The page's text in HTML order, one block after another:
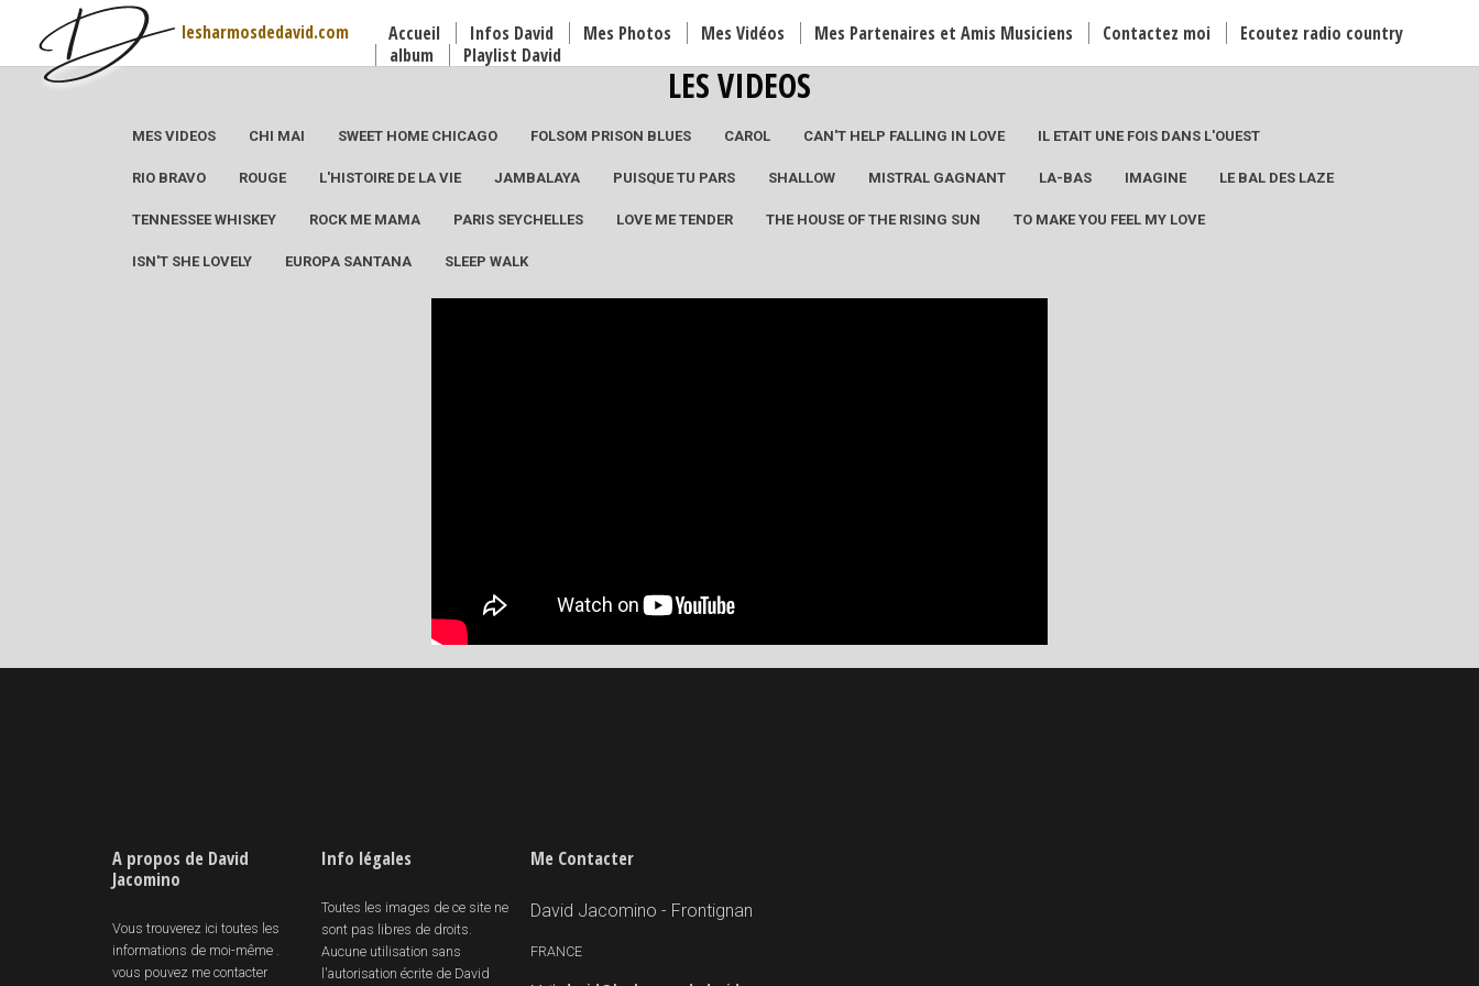
lesharmosdedavid.com Accueil Infos David Mes Photos Mes Vidéos Mes Partenaires et Amis Musiciens Contactez moi
Ecoutez radio country
album
Playlist David
LES VIDEOS
MES VIDEOS CHI MAI SWEET HOME CHICAGO FOLSOM PRISON BLUES CAROL CAN'T HELP FALLING IN LOVE IL ETAIT UNE FOIS DANS L'OUEST
RIO BRAVO ROUGE L'HISTOIRE DE LA VIE JAMBALAYA PUISQUE TU PARS SHALLOW MISTRAL GAGNANT LA-BAS IMAGINE LE BAL DES LAZE
TENNESSEE WHISKEY ROCK ME MAMA PARIS SEYCHELLES LOVE ME TENDER THE HOUSE OF THE RISING SUN TO MAKE YOU FEEL MY LOVE
ISN'T SHE LOVELY EUROPA SANTANA SLEEP WALK
A propos de David
Jacomino
Vous trouverez ici toutes les
informations de moi-même .
vous pouvez me contacter
Info légales
Toutes les images de ce site ne
sont pas libres de droits.
Aucune utilisation sans
l'autorisation écrite de David
Me Contacter
David Jacomino - Frontignan
FRANCE